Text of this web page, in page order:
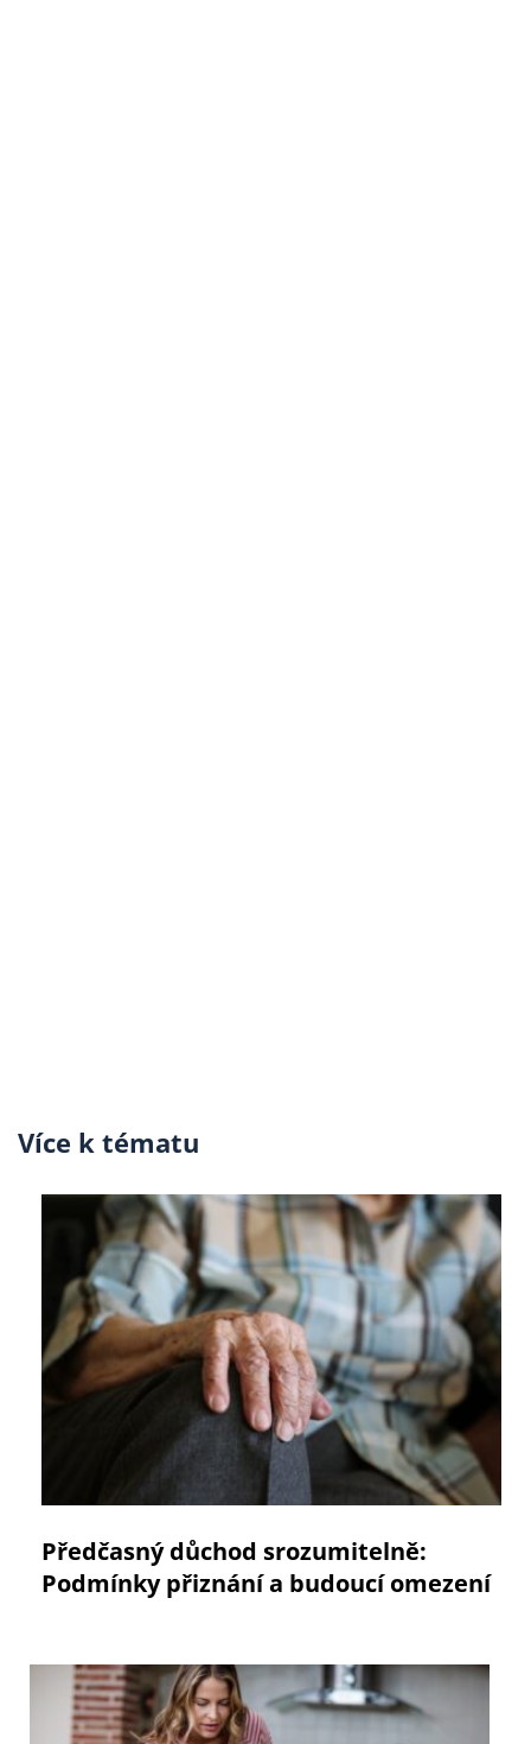
Více k tématu
Předčasný důchod srozumitelně:
Podmínky přiznání a budoucí omezení